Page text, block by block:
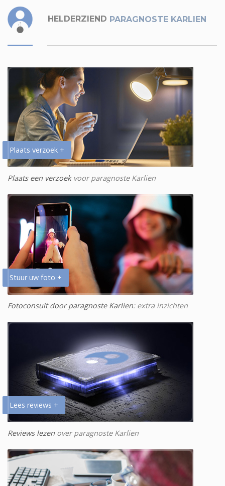
HELDERZIEND PARAGNOSTE KARLIEN
Plaats verzoek +
Plaats een verzoekvoor paragnoste Karlien
Stuur uw foto +
Fotoconsult door paragnoste Karlien: extra inzichten
Lees reviews +
Reviews lezen over paragnoste Karlien